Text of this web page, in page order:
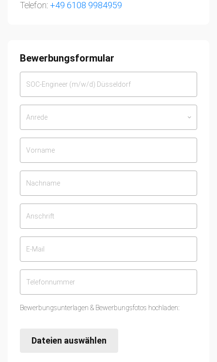
Telefon: +49 6108 9984959
Bewerbungsformular
Anrede keyboard_arrow_down
Bewerbungsunterlagen & Bewerbungsfotos hochladen:
Dateien auswählen